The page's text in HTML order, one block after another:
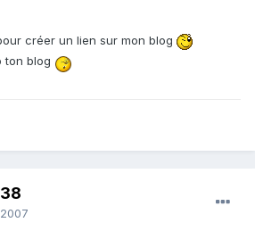
créer un lien sur mon blog
ton blog